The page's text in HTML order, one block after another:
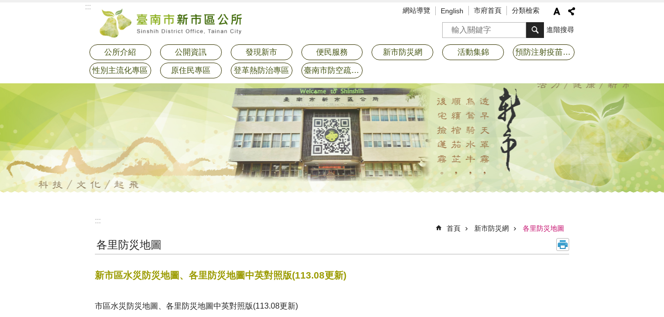
::: 網站導覽 English 市府首頁 分類檢索
搜尋 進階搜尋
公所介紹 公開資訊 發現新市 便民服務 新市防災網 活動集錦 預防注射疫苗接種專區
性別主流化專區 原住民專區 登革熱防治專區 臺南市防空疏散避難專區
:::
首頁 新市防災網 各里防災地圖
各里防災地圖
新市區水災防災地圖、各里防災地圖中英對照版(113.08更新)
市區水災防災地圖、各里防災地圖中英對照版(113.08更新)